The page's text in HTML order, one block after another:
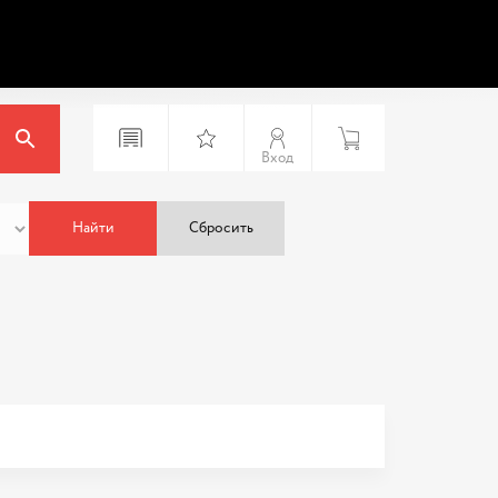
Вход
Найти Сбросить